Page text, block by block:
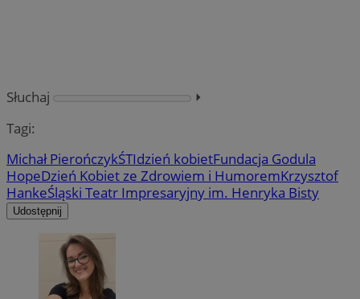
Słuchaj
⏵︎
Tagi:
Michał PierończykŚTIdzień kobietFundacja Godula
HopeDzień Kobiet ze Zdrowiem i HumoremKrzysztof
HankeŚląski Teatr Impresaryjny im. Henryka Bisty
Udostępnij